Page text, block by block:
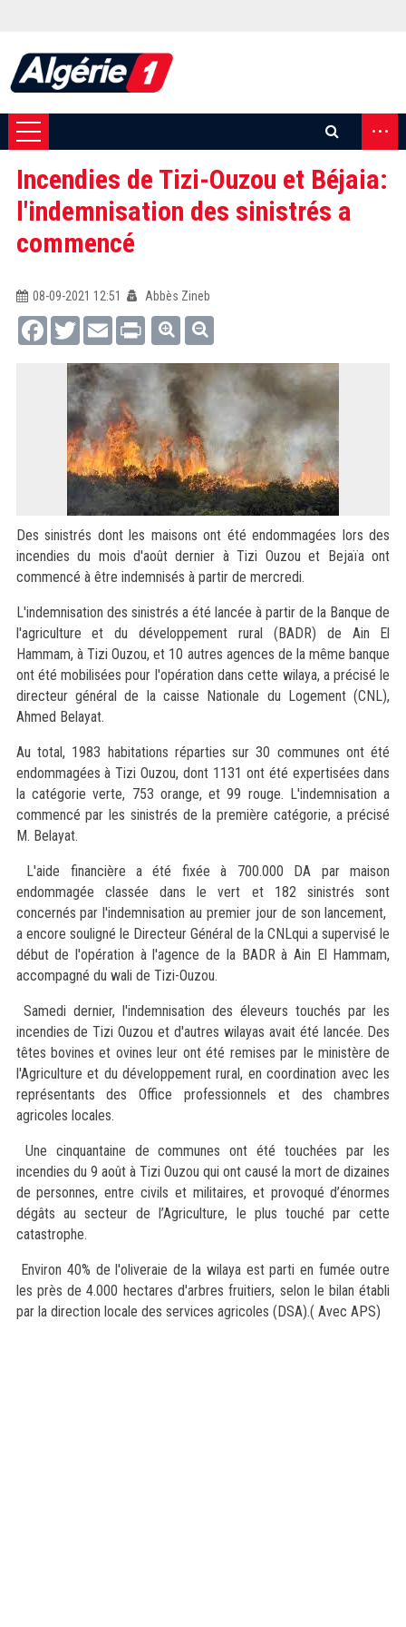
...
Incendies de Tizi-Ouzou et Béjaia:
l'indemnisation des sinistrés a
commencé
08-09-2021 12:51
Abbès Zineb
FacebookTwitterEmail Print
Des sinistrés dont les maisons ont été endommagées lors des
incendies du mois d'août dernier à Tizi Ouzou et Bejaïa ont
commencé à être indemnisés à partir de mercredi.
L'indemnisation des sinistrés a été lancée à partir de la Banque de
l'agriculture et du développement rural (BADR) de Ain El
Hammam, à Tizi Ouzou, et 10 autres agences de la même banque
ont été mobilisées pour l'opération dans cette wilaya, a précisé le
directeur général de la caisse Nationale du Logement (CNL),
Ahmed Belayat.
Au total, 1983 habitations réparties sur 30 communes ont été
endommagées à Tizi Ouzou, dont 1131 ont été expertisées dans
la catégorie verte, 753 orange, et 99 rouge. L'indemnisation a
commencé par les sinistrés de la première catégorie, a précisé
M. Belayat.
L'aide financière a été fixée à 700.000 DA par maison
endommagée classée dans le vert et 182 sinistrés sont
concernés par l'indemnisation au premier jour de son lancement,
a encore souligné le Directeur Général de la CNLqui a supervisé le
début de l'opération à l'agence de la BADR à Ain El Hammam,
accompagné du wali de Tizi-Ouzou.
Samedi dernier, l'indemnisation des éleveurs touchés par les
incendies de Tizi Ouzou et d'autres wilayas avait été lancée. Des
têtes bovines et ovines leur ont été remises par le ministère de
l'Agriculture et du développement rural, en coordination avec les
représentants des Office professionnels et des chambres
agricoles locales.
Une cinquantaine de communes ont été touchées par les
incendies du 9 août à Tizi Ouzou qui ont causé la mort de dizaines
de personnes, entre civils et militaires, et provoqué d’énormes
dégâts au secteur de l’Agriculture, le plus touché par cette
catastrophe.
Environ 40% de l'oliveraie de la wilaya est parti en fumée outre
les près de 4.000 hectares d'arbres fruitiers, selon le bilan établi
par la direction locale des services agricoles (DSA).( Avec APS)